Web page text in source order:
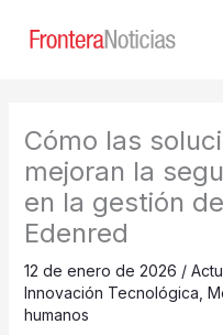
Cómo las
mejoran la
en la gestión
Edenred
12 de enero de 2026 /
Innovación Tecnológica
humanos